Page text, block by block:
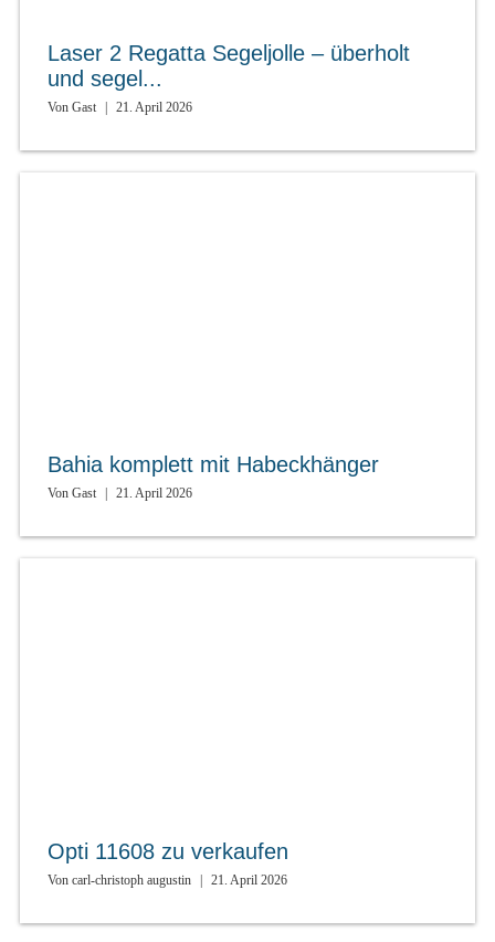
Laser 2 Regatta Segeljolle – überholt
und segel...
Von Gast | 21. April 2026
Bahia komplett mit Habeckhänger
Von Gast 21. April 2026
Opti 11608 zu verkaufen
Von carl-christoph augustin | 21. April 2026